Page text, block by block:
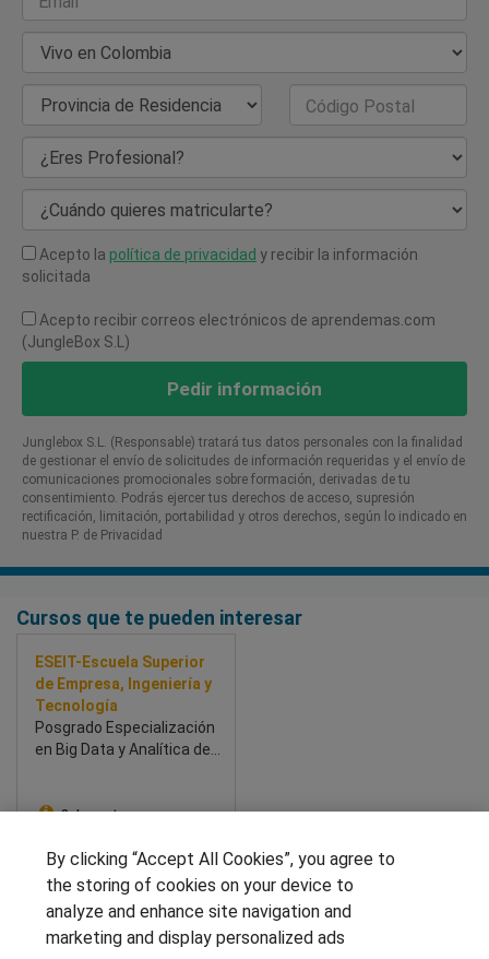
País de Residencia
Provincia de Residencia Código Postal
¿Eres Profesional?
¿Cuándo quieres matricularte?
Acepto la política de privacidad y recibir la información
solicitada
Acepto recibir correos electrónicos de aprendemas.com
(JungleBox S.L)
Pedir información
Junglebox S.L. (Responsable) tratará tus datos personales con la finalidad
de gestionar el envío de solicitudes de información requeridas y el envío de
comunicaciones promocionales sobre formación, derivadas de tu
consentimiento. Podrás ejercer tus derechos de acceso, supresión
rectificación, limitación, portabilidad y otros derechos, según lo indicado en
nuestra P. de Privacidad​
Cursos que te pueden interesar
ESEIT-Escuela Superior
de Empresa, Ingeniería y
Tecnología
Posgrado Especialización
en Big Data y Analítica de
Sobre este curso
SÍGUENOS EN LAS REDES
By clicking “Accept All Cookies”, you agree to
the storing of cookies on your device to
analyze and enhance site navigation and
marketing and display personalized ads